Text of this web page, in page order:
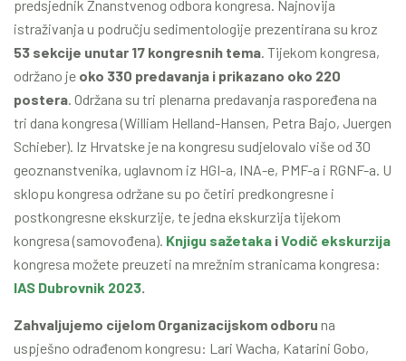
predsjednik Znanstvenog odbora kongresa. Najnovija
istraživanja u području sedimentologije prezentirana su kroz
53 sekcije unutar 17 kongresnih tema . Tijekom kongresa,
održano je oko 330 predavanja i prikazano oko 220
postera . Održana su tri plenarna predavanja raspoređena na
tri dana kongresa (William Helland-Hansen, Petra Bajo, Juergen
Schieber). Iz Hrvatske je na kongresu sudjelovalo više od 30
geoznanstvenika, uglavnom iz HGI-a, INA-e, PMF-a i RGNF-a. U
sklopu kongresa održane su po četiri predkongresne i
postkongresne ekskurzije, te jedna ekskurzija tijekom
kongresa (samovođena). Knjigu sažetaka iVodič ekskurzija
kongresa možete preuzeti na mrežnim stranicama kongresa:
IAS Dubrovnik 2023
Zahvaljujemo cijelom Organizacijskom odboru na
uspješno odrađenom kongresu: Lari Wacha, Katarini Gobo,